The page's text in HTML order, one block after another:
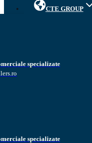
CTE GROUP
specializate
specializate